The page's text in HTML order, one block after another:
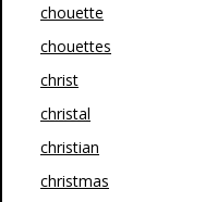
chouette
chouettes
christ
christal
christian
christmas